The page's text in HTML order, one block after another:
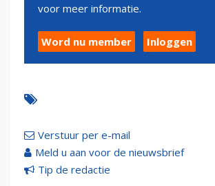
voor meer informatie.
Word nu member Inloggen
Verstuur per e-mail
Meld u aan voor de nieuwsbrief
Tip de redactie